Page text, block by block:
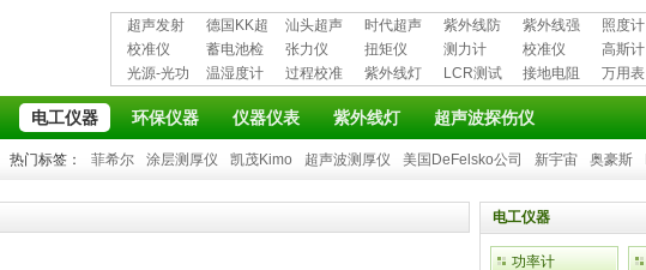
超声发射
接收仪器
德国KK超
声波探伤
仪
汕头超声
超声探伤
仪
时代超声
波探伤仪
紫外线防
护用品
紫外线强
度计
照度计
校准仪
蓄电池检
测仪
张力仪 扭矩仪 测力计 校准仪 高斯计
光源-光功
率计
温湿度计
过程校准
仪
紫外线灯
LCR测试
仪
接地电阻
测试仪
万用表
电工仪器 环保仪器 仪器仪表 紫外线灯 超声波探伤仪
热门标签： 菲希尔 涂层测厚仪 凯茂Kimo 超声波测厚仪 美国DeFelsko公司 新宇宙 奥豪斯
电工仪器
功率计